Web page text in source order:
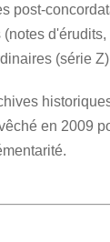
post-
(notes
(série
en 2009